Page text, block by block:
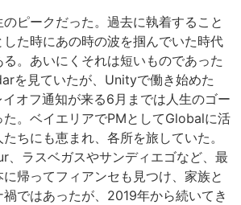
ピークだった。過去に執着すること
た時にあの時の波を掴んでいた時代
。あいにくそれは短いものであった
を見ていたが、Unityで働き始めた
オフ通知が来る6月までは人生のゴー
た。ベイエリアでPMとしてGlobalに活
ちにも恵まれ、各所を旅していた。
、ラスベガスやサンディエゴなど、最
帰ってフィアンセも見つけ、家族と
ではあったが、2019年から続いてき